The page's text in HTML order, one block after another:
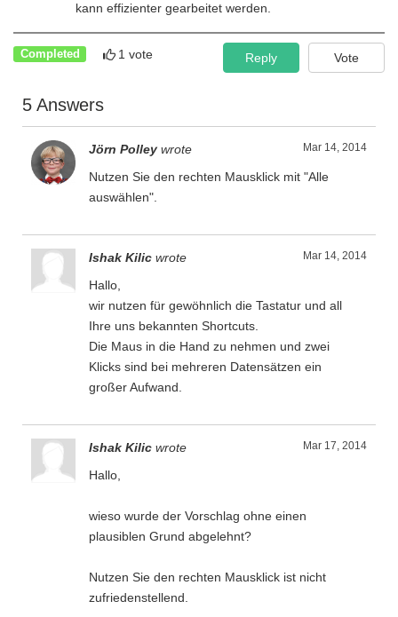
kann effizienter gearbeitet werden.
Completed 1 vote Vote
Reply
5 Answers
Mar 14, 2014
Jörn Polley wrote
Nutzen Sie den rechten Mausklick mit "Alle
auswählen".
Mar 14, 2014
Ishak Kilic wrote
Hallo,
wir nutzen für gewöhnlich die Tastatur und all
Ihre uns bekannten Shortcuts.
Die Maus in die Hand zu nehmen und zwei
Klicks sind bei mehreren Datensätzen ein
großer Aufwand.
Mar 17, 2014
Ishak Kilic wrote
Hallo,
wieso wurde der Vorschlag ohne einen
plausiblen Grund abgelehnt?
Nutzen Sie den rechten Mausklick ist nicht
zufriedenstellend.